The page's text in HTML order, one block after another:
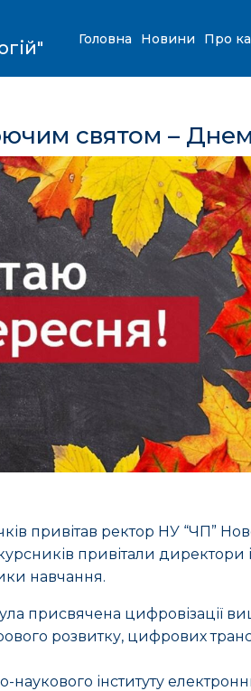
Головна Новини Про
святом –
привітав ректор НУ “ЧП”
привітали директори
навчання.
присвячена цифровізації
розвитку, цифрових
наукового інституту